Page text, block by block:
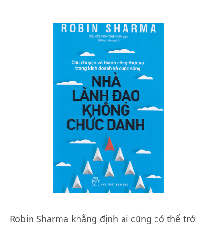
Robin Sharma khẳng định ai cũng có thể trở